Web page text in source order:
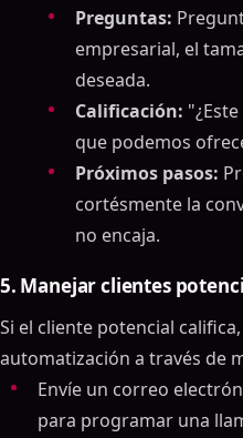
Preguntas:
empresarial, el
deseada.
Calificación:
que podemos
Próximos pasos:
cortésmente la
no encaja.
5. Manejar clientes
Si el cliente potencial
automatización a través de
Envíe un correo
para programar una